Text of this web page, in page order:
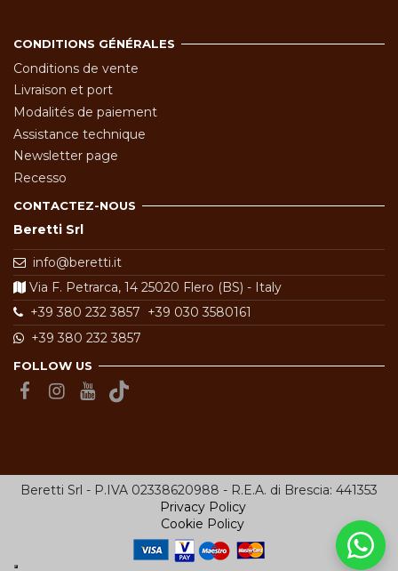
CONDITIONS GÉNÉRALES
Conditions de vente
Livraison et port
Modalités de paiement
Assistance technique
Newsletter page
Recesso
CONTACTEZ-NOUS
Beretti Srl
info@beretti.it
Via F. Petrarca, 14 25020 Flero (BS) - Italy
+39 380 232 3857 +39 030 3580161
+39 380 232 3857
FOLLOW US
Beretti Srl - P.IVA 02338620988 - R.E.A. di Brescia: 441353
Privacy Policy
Cookie Policy